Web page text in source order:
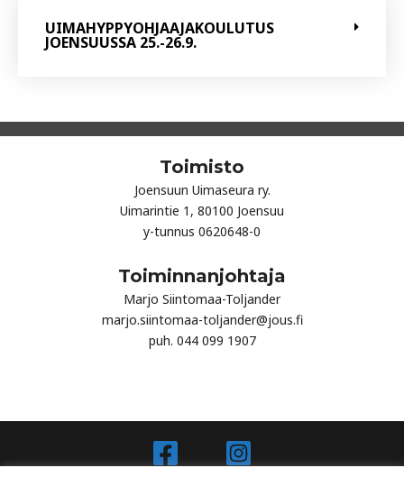
UIMAHYPPYOHJAAJAKOULUTUS
JOENSUUSSA 25.-26.9.
Toimisto
Joensuun Uimaseura ry.
Uimarintie 1, 80100 Joensuu
y-tunnus 0620648-0
Toiminnanjohtaja
Marjo Siintomaa-Toljander
marjo.siintomaa-toljander@jous.fi
puh. 044 099 1907